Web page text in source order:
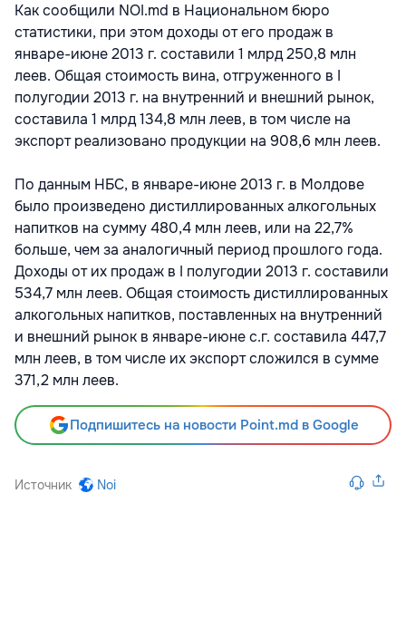
Как сообщили NOI.md в Национальном бюро
статистики, при этом доходы от его продаж в
январе-июне 2013 г. составили 1 млрд 250,8 млн
леев. Общая стоимость вина, отгруженного в I
полугодии 2013 г. на внутренний и внешний рынок,
составила 1 млрд 134,8 млн леев, в том числе на
экспорт реализовано продукции на 908,6 млн леев.
По данным НБС, в январе-июне 2013 г. в Молдове
было произведено дистиллированных алкогольных
напитков на сумму 480,4 млн леев, или на 22,7%
больше, чем за аналогичный период прошлого года.
Доходы от их продаж в I полугодии 2013 г. составили
534,7 млн леев. Общая стоимость дистиллированных
алкогольных напитков, поставленных на внутренний
и внешний рынок в январе-июне с.г. составила 447,7
млн леев, в том числе их экспорт сложился в сумме
371,2 млн леев.
Подпишитесь на новости Point.md в Google
Источник Noi